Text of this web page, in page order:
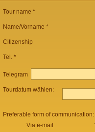
Tour name *
Name/Vorname *
Citizenship
Tel. *
Telegram
Tourdatum wählen:
Preferable form of communication:
Via e-mail